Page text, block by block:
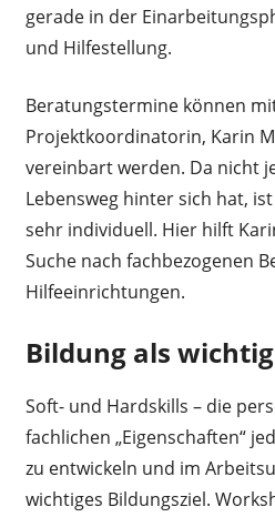
gerade in der
und Hilfestellung.
Beratungstermine können
Projektkoordinatorin, Karin
vereinbart werden. Da nicht
Lebensweg hinter sich hat,
sehr individuell. Hier hilft
Suche nach fachbezogenen
Hilfeeinrichtungen.
Bildung als
Soft- und Hardskills – die
fachlichen „Eigenschaften“
zu entwickeln und im
wichtiges Bildungsziel.